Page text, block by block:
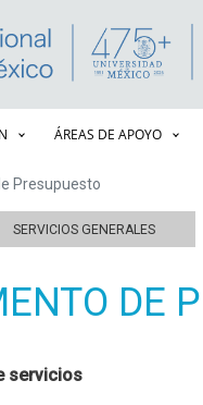
ÁREAS DE APOYO
Presupuesto
SERVICIOS GENERALES
DE
servicios